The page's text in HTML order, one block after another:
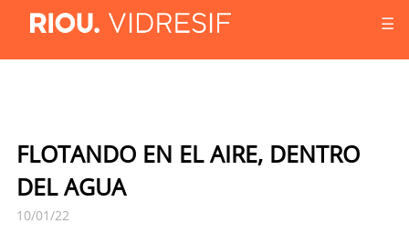
☰
FLOTANDO EN EL AIRE, DENTRO
DEL AGUA
10/01/22